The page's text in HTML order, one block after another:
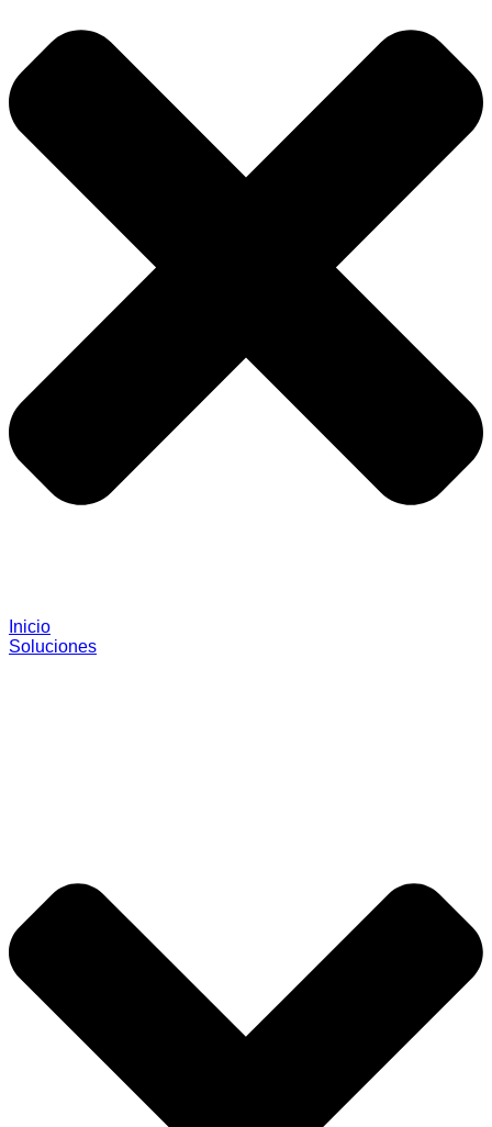
Inicio
Soluciones